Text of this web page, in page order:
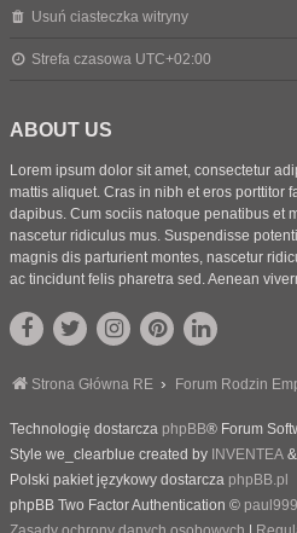
Usuń ciasteczka witryny
Strefa czasowa UTC+02:00
ABOUT US
Lorem ipsum dolor sit amet, consectetur
mattis aliquet. Cras in nibh et eros porttitor
dapibus. Cum sociis natoque penatibus et
nascetur ridiculus mus. Suspendisse
magnis dis parturient montes, nascetur
ac tincidunt felis pharetra sed. Aenean
Strona Główna RE Forum Rodzin
Technologię dostarcza phpBB® Forum
Style we_clearblue created by INVENTEA &
Polski pakiet językowy dostarcza phpBB.pl
phpBB Two Factor Authentication © paul999